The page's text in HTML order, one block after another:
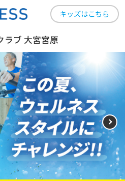
キッズはこちら
ラブ 大宮宮原